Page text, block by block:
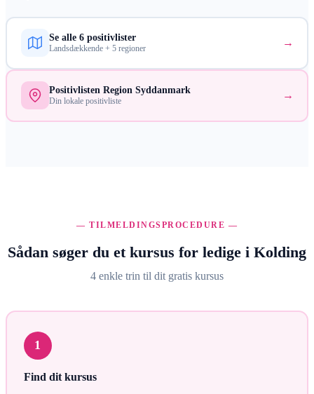
Se alle 6 positivlister
Landsdækkende + 5 regioner →
Positivlisten Region Syddanmark
Din lokale positivliste →
— TILMELDINGSPROCEDURE —
Sådan søger du et kursus for ledige i Kolding
4 enkle trin til dit gratis kursus
1
Find dit kursus